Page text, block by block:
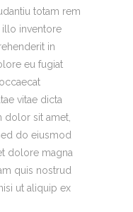
totam rem
illo inventore
in
eu fugiat
vitae dicta
dolor sit amet,
do eiusmod
dolore magna
quis nostrud
ut aliquip ex